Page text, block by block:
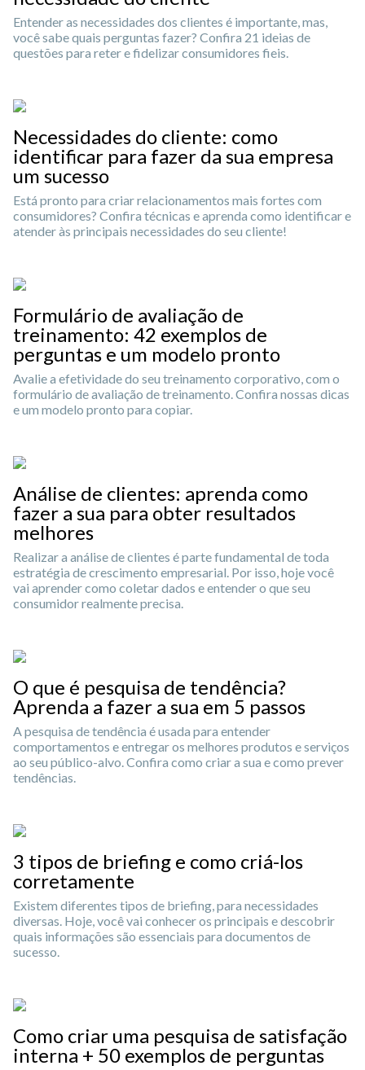
Entender as necessidades dos clientes é importante, mas,
você sabe quais perguntas fazer? Confira 21 ideias de
questões para reter e fidelizar consumidores fieis.
Necessidades do cliente: como
identificar para fazer da sua empresa
um sucesso
Está pronto para criar relacionamentos mais fortes com
consumidores? Confira técnicas e aprenda como identificar e
atender às principais necessidades do seu cliente!
Formulário de avaliação de
treinamento: 42 exemplos de
perguntas e um modelo pronto
Avalie a efetividade do seu treinamento corporativo, com o
formulário de avaliação de treinamento. Confira nossas dicas
e um modelo pronto para copiar.
Análise de clientes: aprenda como
fazer a sua para obter resultados
melhores
Realizar a análise de clientes é parte fundamental de toda
estratégia de crescimento empresarial. Por isso, hoje você
vai aprender como coletar dados e entender o que seu
consumidor realmente precisa.
O que é pesquisa de tendência?
Aprenda a fazer a sua em 5 passos
A pesquisa de tendência é usada para entender
comportamentos e entregar os melhores produtos e serviços
ao seu público-alvo. Confira como criar a sua e como prever
tendências.
3 tipos de briefing e como criá-los
corretamente
Existem diferentes tipos de briefing, para necessidades
diversas. Hoje, você vai conhecer os principais e descobrir
quais informações são essenciais para documentos de
sucesso.
Como criar uma pesquisa de satisfação
interna + 50 exemplos de perguntas